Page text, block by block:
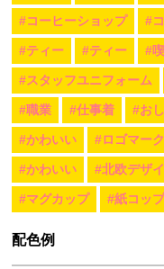
#コーヒーショップ #
#ティー #ティー #
#スタッフユニフォーム
#職業 #仕事着 #お
#かわいい #ロゴマーク
#かわいい #北欧デザ
#マグカップ #紙コッ
配色例